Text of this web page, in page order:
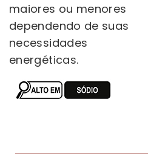
maiores ou menores
dependendo de suas
necessidades
energéticas.